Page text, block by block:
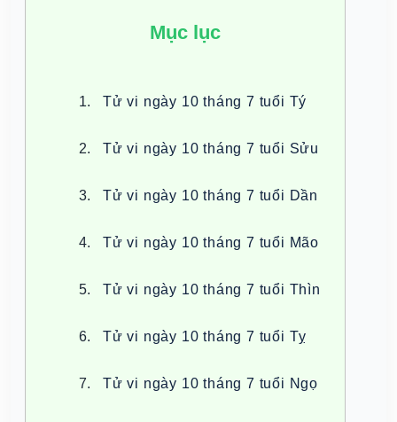
Mục lục
Tử vi ngày 10 tháng 7 tuổi Tý
Tử vi ngày 10 tháng 7 tuổi Sửu
Tử vi ngày 10 tháng 7 tuổi Dần
Tử vi ngày 10 tháng 7 tuổi Mão
Tử vi ngày 10 tháng 7 tuổi Thìn
Tử vi ngày 10 tháng 7 tuổi Tỵ
Tử vi ngày 10 tháng 7 tuổi Ngọ